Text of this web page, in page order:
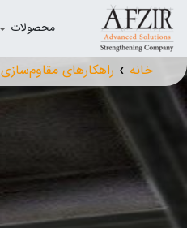
محصولات
خانه ❯ راهکارهای مقاوم‌سازی